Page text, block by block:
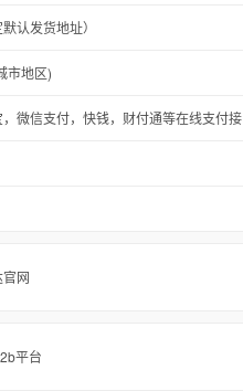
认发货地址）
市地区)
微信支付，快钱，财付通等在线支付
网
平台